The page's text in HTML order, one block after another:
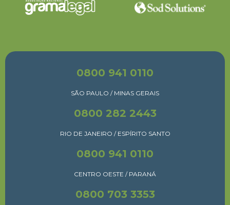
0800 941 0110
SÃO PAULO / MINAS GERAIS
0800 282 2443
RIO DE JANEIRO / ESPÍRITO SANTO
0800 941 0110
CENTRO OESTE / PARANÁ
0800 703 3353